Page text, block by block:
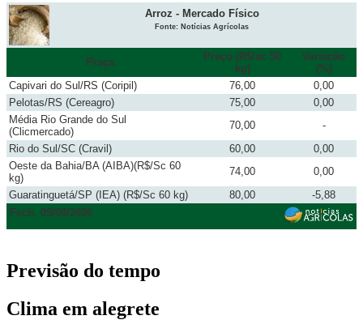
Arroz - Mercado Físico
Fonte: Notícias Agrícolas
Praça
Preço (R$/sc 50
kg)
Variação
(%)
Capivari do Sul/RS (Coripil)
76,00
0,00
Pelotas/RS (Cereagro)
75,00
0,00
Média Rio Grande do Sul
(Clicmercado)
70,00
-
Rio do Sul/SC (Cravil)
60,00
0,00
Oeste da Bahia/BA (AIBA)(R$/Sc 60
kg)
74,00
0,00
Guaratinguetá/SP (IEA) (R$/Sc 60 kg)
80,00
-5,88
Fech. 05/08/2026
Previsão do tempo
Clima em alegrete